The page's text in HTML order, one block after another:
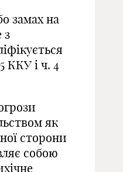
замах на
з
ККУ і ч. 4
як
сторони
собою